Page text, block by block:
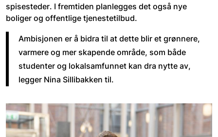
spisesteder. I fremtiden planlegges det også nye
boliger og offentlige tjenestetilbud.
Ambisjonen er å bidra til at dette blir et grønnere,
varmere og mer skapende område, som både
studenter og lokalsamfunnet kan dra nytte av,
legger Nina Sillibakken til.